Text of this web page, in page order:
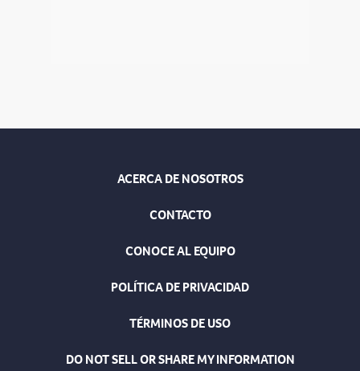
ACERCA DE NOSOTROS
CONTACTO
CONOCE AL EQUIPO
POLÍTICA DE PRIVACIDAD
TÉRMINOS DE USO
DO NOT SELL OR SHARE MY INFORMATION